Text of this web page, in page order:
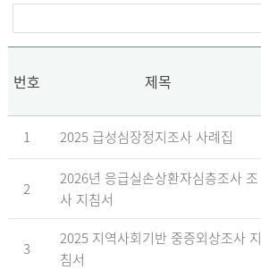
번호 제목
1 2025 급성심장정지조사 사례집
2
2026년 응급실손상환자심층조사 조
사 지침서
3
2025 지역사회기반 중증외상조사 지
침서